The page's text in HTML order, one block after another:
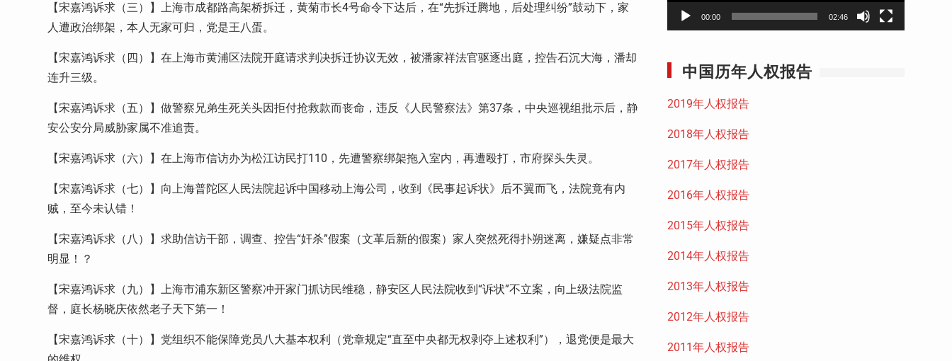
【宋嘉鸿诉求（三）】上海市成都路高架桥拆迁，黄菊市长4号命令下达后，在“先拆迁腾地，后处理纠纷”鼓动下，家
人遭政治绑架，本人无家可归，党是王八蛋。
【宋嘉鸿诉求（四）】在上海市黄浦区法院开庭请求判决拆迁协议无效，被潘家祥法官驱逐出庭，控告石沉大海，潘却
连升三级。
【宋嘉鸿诉求（五）】做警察兄弟生死关头因拒付抢救款而丧命，违反《人民警察法》第37条，中央巡视组批示后，静
安公安分局威胁家属不准追责。
【宋嘉鸿诉求（六）】在上海市信访办为松江访民打110，先遭警察绑架拖入室内，再遭殴打，市府探头失灵。
【宋嘉鸿诉求（七）】向上海普陀区人民法院起诉中国移动上海公司，收到《民事起诉状》后不翼而飞，法院竟有内
贼，至今未认错！
【宋嘉鸿诉求（八）】求助信访干部，调查、控告“奸杀”假案（文革后新的假案）家人突然死得扑朔迷离，嫌疑点非常
明显！？
【宋嘉鸿诉求（九）】上海市浦东新区警察冲开家门抓访民维稳，静安区人民法院收到“诉状”不立案，向上级法院监
督，庭长杨晓庆依然老子天下第一！
【宋嘉鸿诉求（十）】党组织不能保障党员八大基本权利（党章规定“直至中央都无权剥夺上述权利”），退党便是最大
00:00 02:46
中国历年人权报告
2019年人权报告
2018年人权报告
2017年人权报告
2016年人权报告
2015年人权报告
2014年人权报告
2013年人权报告
2012年人权报告
2011年人权报告